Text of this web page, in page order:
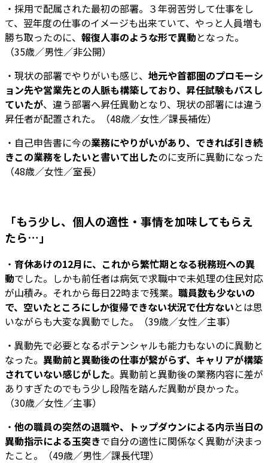
・採用で配属された最初の部署。３年弱苦労して仕事をし
て、翌年度の仕事のイメージも出来ていて、やっと人員増も
勝ち取ったのに、 報復人事のような形で異動となった。
（35歳／男性／非公開）
・現状の部署でやりがいも感じ、 地元や首都圏のプロモーシ
ョン先や営業先との人脈も構築しており、昇任試験もパスし
ていたが、違う部署へ昇任異動となり、現状の部署には違う
昇任者が配置された。（48歳／女性／課長補佐）
・自己申告書に今の業務にやりがいがあり、できれば引き続
きこの業務をしたいと書いて出したのに支所に異動になった
（48歳／女性／室長）
「もう少し、個人の適性・事情を加味してもらえ
たら…」
・ 育休あけの12月に、これから繁忙期となる税務班への異
動でした。しかも前任者は病気で求職中で未処理の住民対応
が山積み。それから毎日22時まで残業。 職員数も少ないの
で、空いたところにしか復帰できない状況で仕方ないとは思
いながらも大変な異動でした。（39歳／女性／主事）
・異動先で必要となるポテンシャルも能力もないのに異動と
なった。 異動前と異動後の仕事が繋がらず、キャリアが構築
されていない感じがした。異動前と異動後の業務内容に差が
ありすぎたのでもう少し段階を踏んだ異動が良かった。
（30歳／女性／主事）
・ 他の職員の突然の退職や、トップダウンによる内示当日の
異動指示による玉突きで自分の適性に関係なく異動が決まっ
たこと。（49歳／男性／課長代理）